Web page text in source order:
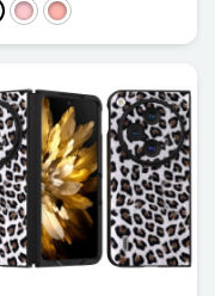
RosaOro rosa